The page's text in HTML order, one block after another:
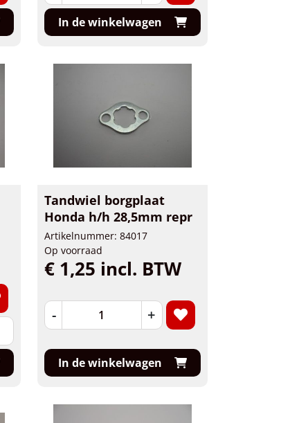
In de winkelwagen
Tandwiel borgplaat
Honda h/h 28,5mm repr
Artikelnummer: 84017
Op voorraad
€ 1,25 incl. BTW
- +
In de winkelwagen